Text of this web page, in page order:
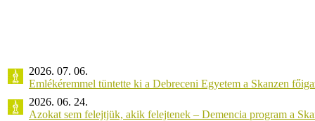
2026. 07. 06.
Emlékéremmel tüntette ki a Debreceni Egyetem a Skanzen
2026. 06. 24.
Azokat sem felejtjük, akik felejtenek – Demencia program a